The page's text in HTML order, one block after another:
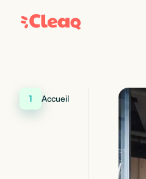
1 Accueil